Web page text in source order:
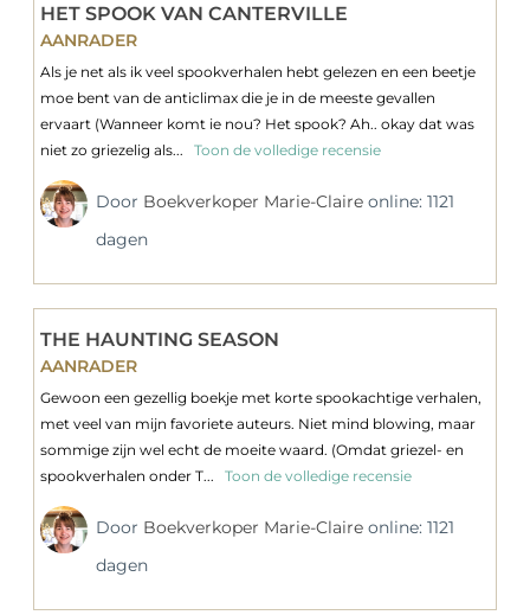
HET SPOOK VAN CANTERVILLE
AANRADER
Als je net als ik veel spookverhalen hebt gelezen en een beetje
moe bent van de anticlimax die je in de meeste gevallen
ervaart (Wanneer komt ie nou? Het spook? Ah.. okay dat was
niet zo griezelig als...
Toon de volledige recensie
Door Boekverkoper Marie-Claireonline: 1121
dagen
THE HAUNTING SEASON
AANRADER
Gewoon een gezellig boekje met korte spookachtige verhalen,
met veel van mijn favoriete auteurs. Niet mind blowing, maar
sommige zijn wel echt de moeite waard. (Omdat griezel- en
spookverhalen onder T...
Toon de volledige recensie
Door Boekverkoper Marie-Claireonline: 1121
dagen